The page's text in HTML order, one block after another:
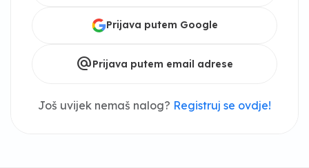
Prijava putem Google
alternate_emailPrijava putem email adrese
Još uvijek nemaš nalog? Registruj se ovdje!